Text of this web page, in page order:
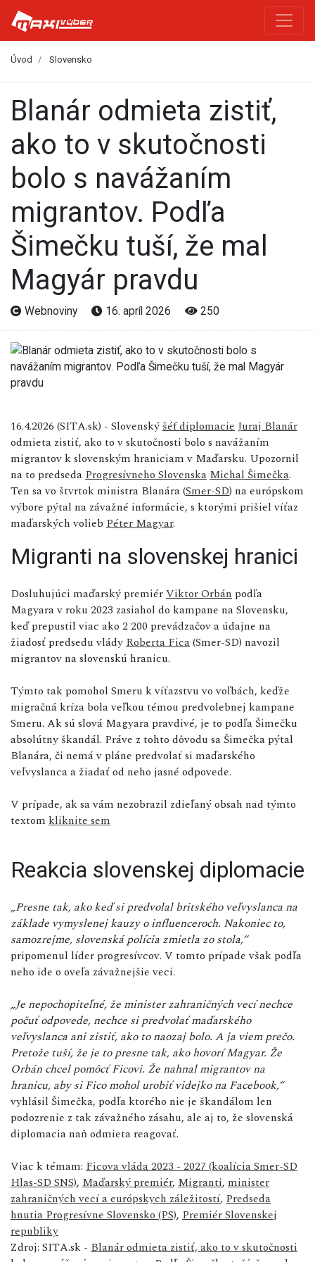
Úvod Slovensko
Blanár odmieta zistiť,
ako to v skutočnosti
bolo s navážaním
migrantov. Podľa
Šimečku tuší, že mal
Magyár pravdu
Webnoviny 16. apríl 2026 250
16.4.2026 (SITA.sk) - Slovenský šéf diplomacie Juraj Blanár
odmieta zistiť, ako to v skutočnosti bolo s navážaním
migrantov k slovenským hraniciam v Maďarsku. Upozornil
na to predseda Progresívneho Slovenska Michal Šimečka.
Ten sa vo štvrtok ministra Blanára (Smer-SD) na európskom
výbore pýtal na závažné informácie, s ktorými prišiel víťaz
maďarských volieb Péter Magyar.
Migranti na slovenskej hranici
Dosluhujúci maďarský premiérViktor Orbán podľa
Magyara v roku 2023 zasiahol do kampane na Slovensku,
keď prepustil viac ako 2 200 prevádzačov a údajne na
žiadosť predsedu vlády Roberta Fica(Smer-SD) navozil
migrantov na slovenskú hranicu.
Týmto tak pomohol Smeru k víťazstvu vo voľbách, keďže
migračná kríza bola veľkou témou predvolebnej kampane
Smeru. Ak sú slová Magyara pravdivé, je to podľa Šimečku
absolútny škandál. Práve z tohto dôvodu sa Šimečka pýtal
Blanára, či nemá v pláne predvolať si maďarského
veľvyslanca a žiadať od neho jasné odpovede.
V prípade, ak sa vám nezobrazil zdieľaný obsah nad týmto
textom kliknite sem
Reakcia slovenskej diplomacie
„Presne tak, ako keď si predvolal britského veľvyslanca na
základe vymyslenej kauzy o influenceroch. Nakoniec to,
samozrejme, slovenská polícia zmietla zo stola,“
pripomenul líder progresívcov. V tomto prípade však podľa
neho ide o oveľa závažnejšie veci.
„Je nepochopiteľné, že minister zahraničných vecí nechce
počuť odpovede, nechce si predvolať maďarského
veľvyslanca ani zistiť, ako to naozaj bolo. A ja viem prečo.
Pretože tuší, že je to presne tak, ako hovorí Magyar. Že
Orbán chcel pomôcť Ficovi. Že nahnal migrantov na
hranicu, aby si Fico mohol urobiť videjko na Facebook,“
vyhlásil Šimečka, podľa ktorého nie je škandálom len
podozrenie z tak závažného zásahu, ale aj to, že slovenská
diplomacia naň odmieta reagovať.
Viac k témam: Ficova vláda 2023 - 2027 (koalícia Smer-SD
Hlas-SD SNS), Maďarský premiér, Migranti, minister
zahraničných vecí a európskych záležitostí, Predseda
hnutia Progresívne Slovensko (PS), Premiér Slovenskej
republiky
Zdroj: SITA.sk - Blanár odmieta zistiť, ako to v skutočnosti